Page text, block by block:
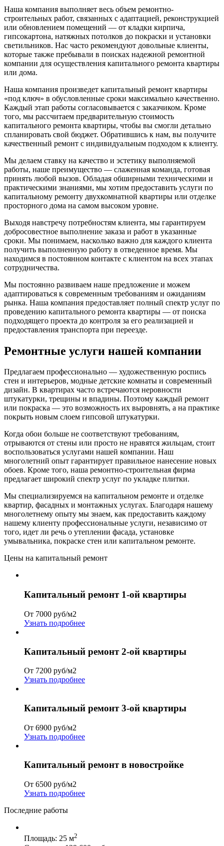
Наша компания выполняет весь объем ремонтно-
строительных работ, связанных с адаптацией, реконструкцией
или обновлением помещений — от кладки кирпича,
гипсокартона, натяжных потолков до покраски и установки
светильников. Нас часто рекомендуют довольные клиенты,
которые также пребывали в поисках надежной ремонтной
компании для осуществления капитального ремонта квартиры
или дома.
Наша компания произведет капитальный ремонт квартиры
«под ключ» в обусловленные сроки максимально качественно.
Каждый этап работы согласовывается с заказчиком. Кроме
того, мы рассчитаем предварительную стоимость
капитального ремонта квартиры, чтобы вы смогли детально
спланировать свой бюджет. Обратившись к нам, вы получите
качественный ремонт с индивидуальным подходом к клиенту.
Мы делаем ставку на качество и эстетику выполняемой
работы, наше преимущество — слаженная команда, готовая
принять любой вызов. Обладая обширными техническими и
практическими знаниями, мы хотим предоставить услуги по
капитальному ремонту двухкомнатной квартиры или отделке
просторного дома на самом высоком уровне.
Выходя навстречу потребностям клиента, мы гарантируем
добросовестное выполнение заказа и работ в указанные
сроки. Мы понимаем, насколько важно для каждого клиента
получить выполненную работу в отведенное время. Мы
находимся в постоянном контакте с клиентом на всех этапах
сотрудничества.
Мы постоянно развиваем наше предложение и можем
адаптироваться к современным требованиям и ожиданиям
рынка. Наша компания предоставляет полный спектр услуг по
проведению капитального ремонта квартиры — от поиска
подходящего проекта до контроля за его реализацией и
предоставления транспорта при переезде.
Ремонтные услуги нашей компании
Предлагаем профессионально — художественную роспись
стен и интерьеров, модные детские комнаты и современный
дизайн. В квартирах часто встречаются неровности
штукатурки, трещины и впадины. Поэтому каждый ремонт
или покраска — это возможность их выровнять, а на практике
покрыть новым слоем гипсовой штукатурки.
Когда обои больше не соответствуют требованиям,
отрываются от стены или просто не нравятся жильцам, стоит
воспользоваться услугами нашей компании. Наш
многолетний опыт гарантирует правильное нанесение новых
обоев. Кроме того, наша ремонтно-строительная фирма
предлагает широкий спектр услуг по укладке плитки.
Мы специализируемся на капитальном ремонте и отделке
квартир, фасадных и монтажных услугах. Благодаря нашему
многолетнему опыту мы знаем, как предоставить каждому
нашему клиенту профессиональные услуги, независимо от
того, идет ли речь о утеплении фасада, установке
умывальника, покраске стен или капитальном ремонте.
Цены на капитальный ремонт
Капитальный ремонт 1-ой квартиры
От 7000 руб/м2
Узнать подробнее
Капитальный ремонт 2-ой квартиры
От 7200 руб/м2
Узнать подробнее
Капитальный ремонт 3-ой квартиры
От 6900 руб/м2
Узнать подробнее
Капитальный ремонт в новостройке
От 6500 руб/м2
Узнать подробнее
Последние работы
Площадь: 25 м2